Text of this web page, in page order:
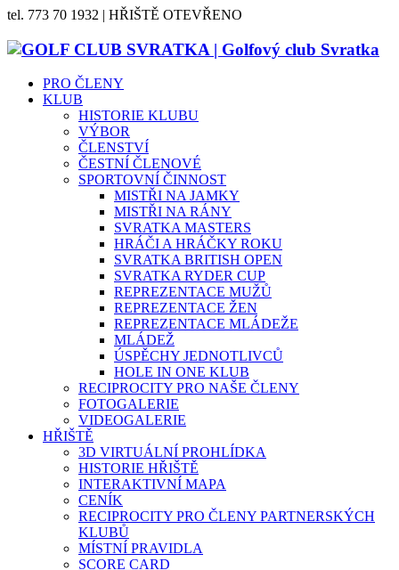
tel. 773 70 1932 | HŘIŠTĚ OTEVŘENO
PRO ČLENY
KLUB
HISTORIE KLUBU
VÝBOR
ČLENSTVÍ
ČESTNÍ ČLENOVÉ
SPORTOVNÍ ČINNOST
MISTŘI NA JAMKY
MISTŘI NA RÁNY
SVRATKA MASTERS
HRÁČI A HRÁČKY ROKU
SVRATKA BRITISH OPEN
SVRATKA RYDER CUP
REPREZENTACE MUŽŮ
REPREZENTACE ŽEN
REPREZENTACE MLÁDEŽE
MLÁDEŽ
ÚSPĚCHY JEDNOTLIVCŮ
HOLE IN ONE KLUB
RECIPROCITY PRO NAŠE ČLENY
FOTOGALERIE
VIDEOGALERIE
HŘIŠTĚ
3D VIRTUÁLNÍ PROHLÍDKA
HISTORIE HŘIŠTĚ
INTERAKTIVNÍ MAPA
CENÍK
RECIPROCITY PRO ČLENY PARTNERSKÝCH
KLUBŮ
MÍSTNÍ PRAVIDLA
SCORE CARD